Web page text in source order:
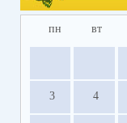
услуг (ЕПГУ).
пн вт
3 4